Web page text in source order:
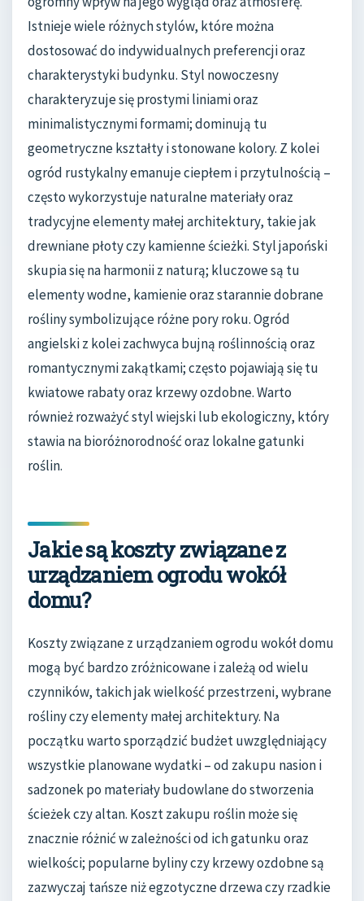
Istnieje wiele różnych stylów, które można
dostosować do indywidualnych preferencji oraz
charakterystyki budynku. Styl nowoczesny
charakteryzuje się prostymi liniami oraz
minimalistycznymi formami; dominują tu
geometryczne kształty i stonowane kolory. Z kolei
ogród rustykalny emanuje ciepłem i przytulnością –
często wykorzystuje naturalne materiały oraz
tradycyjne elementy małej architektury, takie jak
drewniane płoty czy kamienne ścieżki. Styl japoński
skupia się na harmonii z naturą; kluczowe są tu
elementy wodne, kamienie oraz starannie dobrane
rośliny symbolizujące różne pory roku. Ogród
angielski z kolei zachwyca bujną roślinnością oraz
romantycznymi zakątkami; często pojawiają się tu
kwiatowe rabaty oraz krzewy ozdobne. Warto
również rozważyć styl wiejski lub ekologiczny, który
stawia na bioróżnorodność oraz lokalne gatunki
roślin.
Jakie są koszty związane z
urządzaniem ogrodu wokół
domu?
Koszty związane z urządzaniem ogrodu wokół domu
mogą być bardzo zróżnicowane i zależą od wielu
czynników, takich jak wielkość przestrzeni, wybrane
rośliny czy elementy małej architektury. Na
początku warto sporządzić budżet uwzględniający
wszystkie planowane wydatki – od zakupu nasion i
sadzonek po materiały budowlane do stworzenia
ścieżek czy altan. Koszt zakupu roślin może się
znacznie różnić w zależności od ich gatunku oraz
wielkości; popularne byliny czy krzewy ozdobne są
zazwyczaj tańsze niż egzotyczne drzewa czy rzadkie